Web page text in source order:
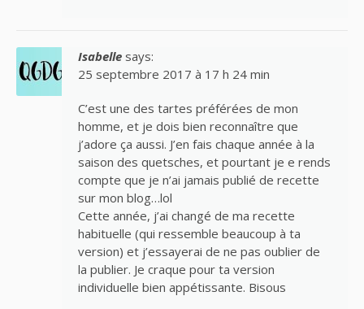
Isabelle says:
25 septembre 2017 à 17 h 24 min
C’est une des tartes préférées de mon
homme, et je dois bien reconnaître que
j’adore ça aussi. J’en fais chaque année à la
saison des quetsches, et pourtant je e rends
compte que je n’ai jamais publié de recette
sur mon blog…lol
Cette année, j’ai changé de ma recette
habituelle (qui ressemble beaucoup à ta
version) et j’essayerai de ne pas oublier de
la publier. Je craque pour ta version
individuelle bien appétissante. Bisous